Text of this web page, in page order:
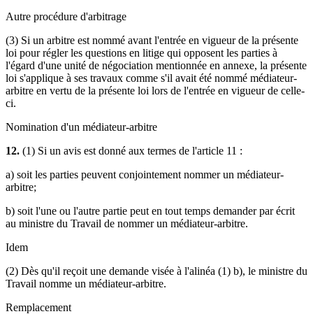
Autre procédure d'arbitrage
(3) Si un arbitre est nommé avant l'entrée en vigueur de la présente
loi pour régler les questions en litige qui opposent les parties à
l'égard d'une unité de négociation mentionnée en annexe, la présente
loi s'applique à ses travaux comme s'il avait été nommé médiateur-
arbitre en vertu de la présente loi lors de l'entrée en vigueur de celle-
ci.
Nomination d'un médiateur-arbitre
12. (1) Si un avis est donné aux termes de l'article 11 :
a) soit les parties peuvent conjointement nommer un médiateur-
arbitre;
b) soit l'une ou l'autre partie peut en tout temps demander par écrit
au ministre du Travail de nommer un médiateur-arbitre.
Idem
(2) Dès qu'il reçoit une demande visée à l'alinéa (1) b), le ministre du
Travail nomme un médiateur-arbitre.
Remplacement